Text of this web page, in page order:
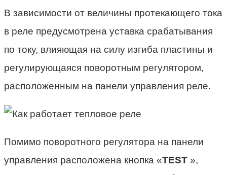
В зависимости от величины протекающего тока
в реле предусмотрена уставка срабатывания
по току, влияющая на силу изгиба пластины и
регулирующаяся поворотным регулятором,
расположенным на панели управления реле.
Помимо поворотного регулятора на панели
управления расположена кнопка «TEST »,